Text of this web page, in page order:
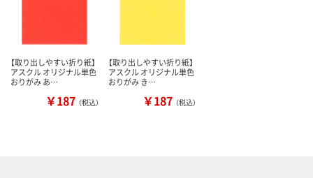
【取り出しやすい折り紙】
アスクル オリジナル単色
おりがみ あ…
￥187 （税込）
【取り出しやすい折り紙】
アスクル オリジナル単色
おりがみ き…
￥187 （税込）